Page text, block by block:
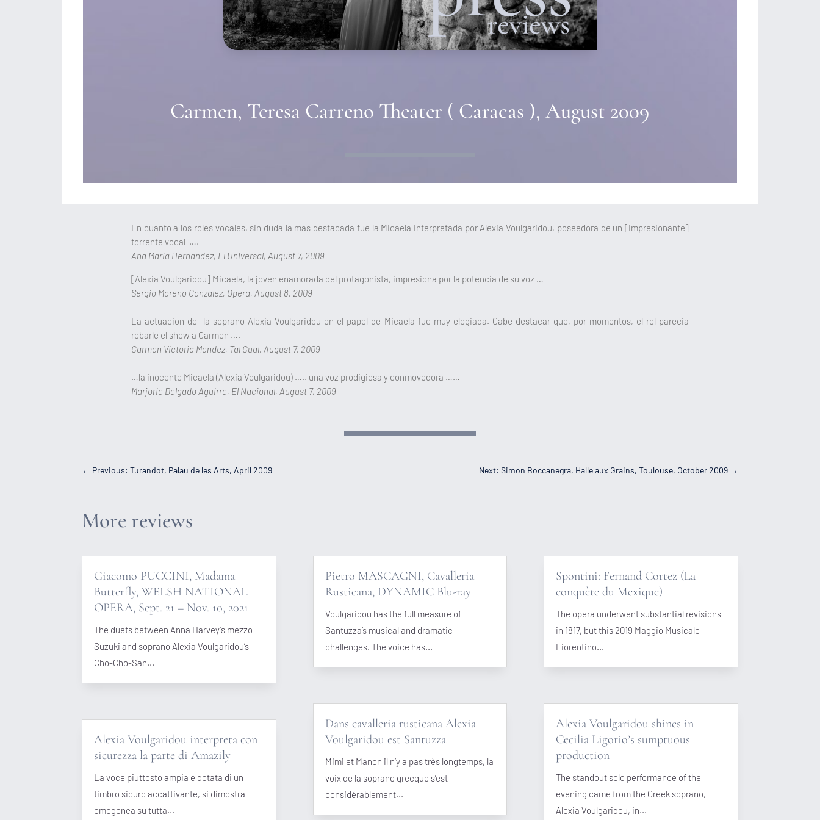
Carmen, Teresa Carreno Theater ( Caracas ), August 2009
En cuanto a los roles vocales, sin duda la mas destacada fue la Micaela interpretada por Alexia Voulgaridou, poseedora de un [impresionante]
torrente vocal ….
Ana Maria Hernandez, El Universal, August 7, 2009
[Alexia Voulgaridou] Micaela, la joven enamorada del protagonista, impresiona por la potencia de su voz …
Sergio Moreno Gonzalez, Opera, August 8, 2009
La actuacion de la soprano Alexia Voulgaridou en el papel de Micaela fue muy elogiada. Cabe destacar que, por momentos, el rol parecia
robarle el show a Carmen ….
Carmen Victoria Mendez, Tal Cual, August 7, 2009
…la inocente Micaela (Alexia Voulgaridou) ….. una voz prodigiosa y conmovedora ……
Marjorie Delgado Aguirre, El Nacional, August 7, 2009
← Previous: Turandot, Palau de les Arts, April 2009 Next: Simon Boccanegra, Halle aux Grains, Toulouse, October 2009→
More reviews
Giacomo PUCCINI, Madama
Butterfly, WELSH NATIONAL
OPERA, Sept. 21 – Nov. 10, 2021
The duets between Anna Harvey’s mezzo
Suzuki and soprano Alexia Voulgaridou’s
Cho-Cho-San...
Alexia Voulgaridou interpreta con
sicurezza la parte di Amazily
La voce piuttosto ampia e dotata di un
timbro sicuro accattivante, si dimostra
omogenea su tutta...
Pietro MASCAGNI, Cavalleria
Rusticana, DYNAMIC Blu-ray
Voulgaridou has the full measure of
Santuzza’s musical and dramatic
challenges. The voice has...
Dans cavalleria rusticana Alexia
Voulgaridou est Santuzza
Mimi et Manon il n’y a pas très longtemps, la
voix de la soprano grecque s’est
considérablement...
Spontini: Fernand Cortez (La
conquète du Mexique)
The opera underwent substantial revisions
in 1817, but this 2019 Maggio Musicale
Fiorentino...
Alexia Voulgaridou shines in
Cecilia Ligorio’s sumptuous
production
The standout solo performance of the
evening came from the Greek soprano,
Alexia Voulgaridou, in...